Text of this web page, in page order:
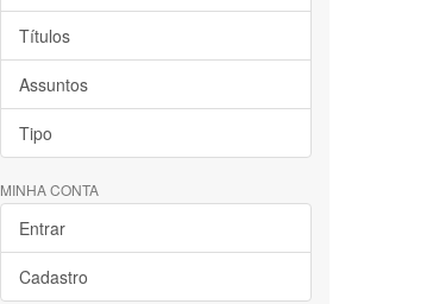
Títulos
Assuntos
Tipo
MINHA CONTA
Entrar
Cadastro